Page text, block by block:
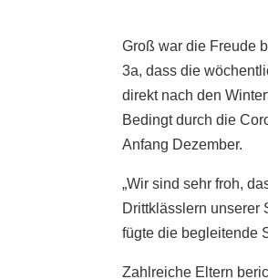
Groß war die Freude
3a, dass die
direkt nach den
Bedingt durch die
Anfang Dezember.
„Wir sind sehr froh,
Drittklässlern unserer
fügte die begleitende
Zahlreiche Eltern